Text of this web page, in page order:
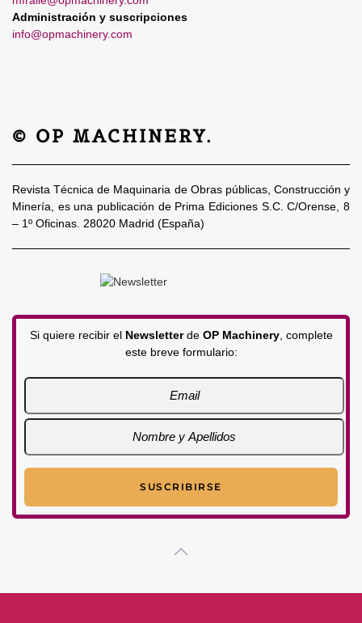
Administración y suscripciones
info@opmachinery.com
© OP MACHINERY.
Revista Técnica de Maquinaria de Obras públicas, Construcción y
Minería, es una publicación de Prima Ediciones S.C. C/Orense, 8
– 1º Oficinas. 28020 Madrid (España)
Si quiere recibir el Newsletterde OP Machinery, complete
este breve formulario: